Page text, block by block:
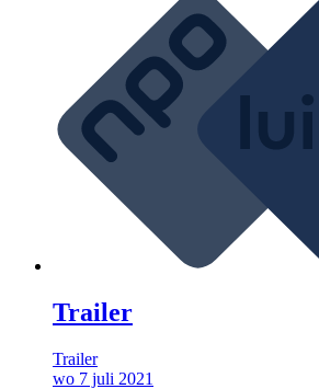
Trailer
Trailer
wo 7 juli 2021